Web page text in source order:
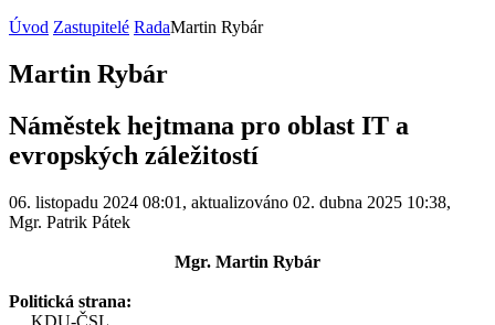
Úvod Zastupitelé RadaMartin Rybár
Martin Rybár
Náměstek hejtmana pro oblast IT a
evropských záležitostí
06. listopadu 2024 08:01, aktualizováno 02. dubna 2025 10:38,
Mgr. Patrik Pátek
Mgr. Martin Rybár
Politická strana:
KDU-ČSL